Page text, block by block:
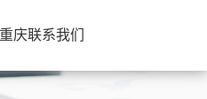
重庆联系我们